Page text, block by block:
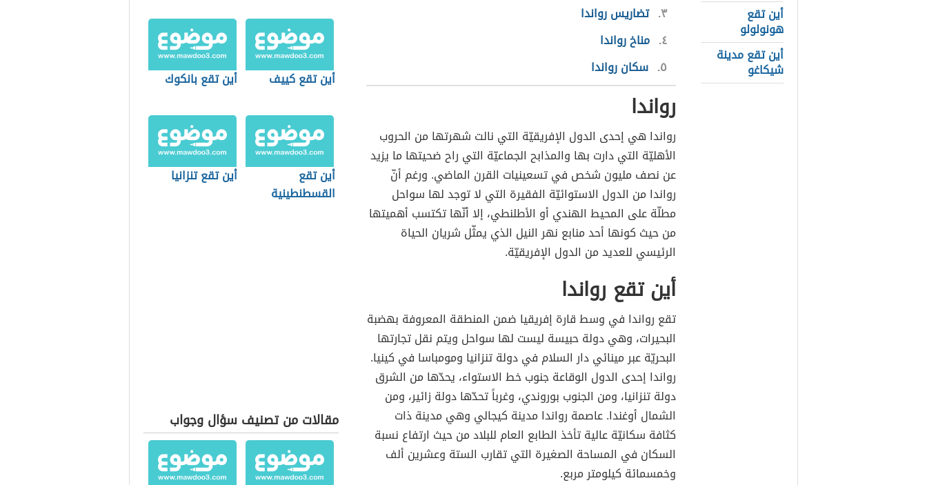
أين تقع
هونولولو
أين تقع مدينة
شيكاغو
٣ تضاريس رواندا
٤ مناخ رواندا
٥ سكان رواندا
رواندا
رواندا هي إحدى الدول الإفريقيّة التي نالت شهرتها من الحروب
الأهليّة التي دارت بها والمذابح الجماعيّة التي راح ضحيتها ما يزيد
عن نصف مليون شخص في تسعينيات القرن الماضي. ورغم أنّ
رواندا من الدول الاستوائيّة الفقيرة التي لا توجد لها سواحل
مطلّة على المحيط الهندي أو الأطلنطي، إلا أنّها تكتسب أهميتها
من حيث كونها أحد منابع نهر النيل الذي يمثّل شريان الحياة
الرئيسي للعديد من الدول الإفريقيّة.
أين تقع رواندا
تقع رواندا في وسط قارة إفريقيا ضمن المنطقة المعروفة بهضبة
البحيرات، وهي دولة حبيسة ليست لها سواحل ويتم نقل تجارتها
البحريّة عبر مينائي دار السلام في دولة تنزانيا ومومباسا في كينيا.
رواندا إحدى الدول الوقاعة جنوب خط الاستواء، يحدّها من الشرق
دولة تنزانيا، ومن الجنوب بوروندي، وغرباً تحدّها دولة زائير، ومن
الشمال أوغندا. عاصمة رواندا مدينة كيجالي وهي مدينة ذات
كثافة سكانيّة عالية تأخذ الطابع العام للبلاد من حيث ارتفاع نسبة
السكان في المساحة الصغيرة التي تقارب الستة وعشرين ألف
وخمسمائة كيلومتر مربع.
أين تقع كييف أين تقع بانكوك
أين تقع
القسطنطينية
أين تقع تنزانيا
مقالات من تصنيف سؤال وجواب